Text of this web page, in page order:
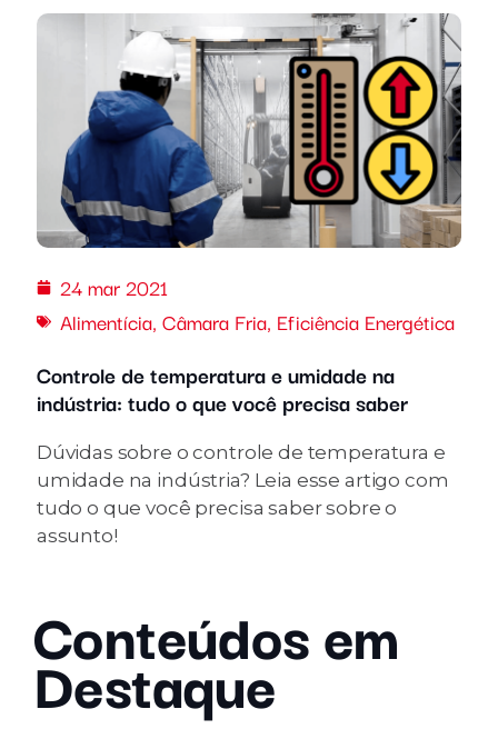
24 mar 2021
Alimentícia, Câmara Fria, Eficiência Energética
Controle de temperatura e umidade na
indústria: tudo o que você precisa saber
Dúvidas sobre o controle de temperatura e
umidade na indústria? Leia esse artigo com
tudo o que você precisa saber sobre o
assunto!
Conteúdos em
Destaque